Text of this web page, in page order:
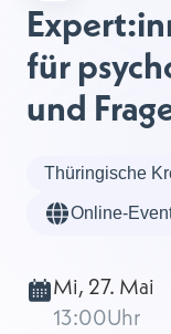
für
und
Thüringische
Online-
Mi, 27. Mai
13:00Uhr